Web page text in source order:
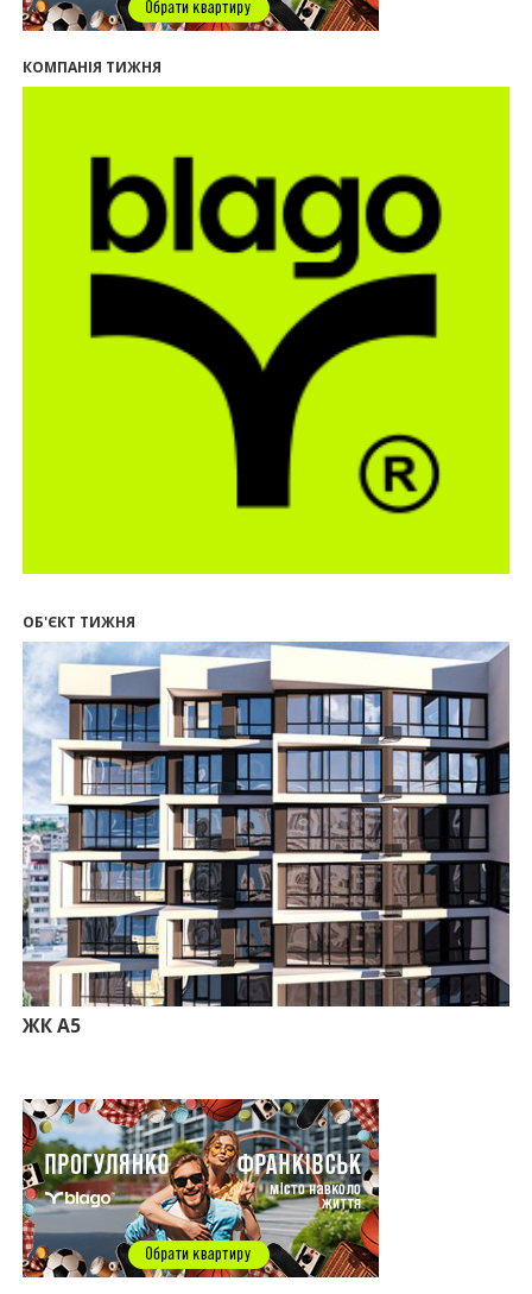
27.07.2026
для Івано-Франківська
22.07.2026
Літо вигідних інвестицій: комерційні
приміщення зі знижками
21.07.2026
Як вибрати кольори для кухні у 2026 році
20.07.2026
У Поляниці та Франківську прокуратура стягує
понад 13 млн грн пайових внесків
17.07.2026
П’ятий фасад замість кондиціонера
приміщення зі знижками до -7%
“Княгинин”
09:24
Новобудови Франківська стрімко дорожчають:
скільки в середньому коштує квадратний метр
15.07.2026
12:06
На Франківщині житло за «єОселею» дешевше
на 21%
13.07.2026
10:56
У Франківську не знайшлося охочих купити
офісний комплекс збанкрутілої компанії з групи
«Приват»
09:25
Податок на нерухомість з 1 липня: як дізнатися
суму і правильно сплатити кошти
10.07.2026
18:52
Іпотека під 3% та нові ліміти площі: як оновлені
правила «єОселі» працюють на Прикарпатті
року
12:38
Компанія співвласниці "Буковелю" викупить
землю в центрі Івано-Франківська
10:22
Прокуратура вимагає повернути 34 гектари
землі громаді Івано-Франківська
07.07.2026
16:47
Дешевші, але недоступні: скільки коштує житло
КОМПАНІЯ ТИЖНЯ
ОБ'ЄКТ ТИЖНЯ
ЖК А5